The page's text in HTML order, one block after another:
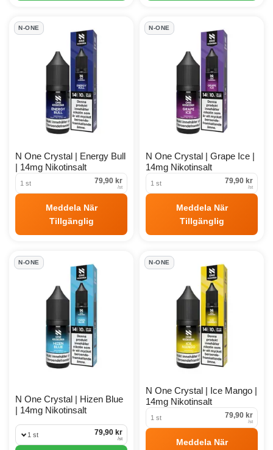
N-ONE
N One Crystal | Energy Bull
| 14mg Nikotinsalt
1 st 79,90 kr
/st
Meddela När
Tillgänglig
N-ONE
N One Crystal | Grape Ice |
14mg Nikotinsalt
1 st 79,90 kr
/st
Meddela När
Tillgänglig
N-ONE
N One Crystal | Hizen Blue
| 14mg Nikotinsalt
1 st 79,90 kr
/st
N-ONE
N One Crystal | Ice Mango |
14mg Nikotinsalt
1 st 79,90 kr
/st
Meddela När